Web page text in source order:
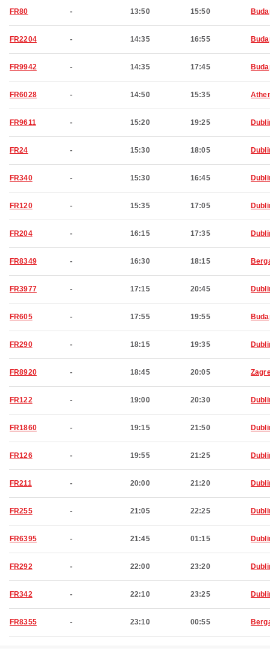
FR80 - 13:50 15:50
FR2204 - 14:35 16:55
FR9942 - 14:35 17:45
FR6028 - 14:50 15:35
FR9611 - 15:20 19:25
FR24 - 15:30 18:05
FR340 - 15:30 16:45
FR120 - 15:35 17:05
FR204 - 16:15 17:35
FR8349 - 16:30 18:15
FR3977 - 17:15 20:45
FR605 - 17:55 19:55
FR290 - 18:15 19:35
FR8920 - 18:45 20:05
FR122 - 19:00 20:30
FR1860 - 19:15 21:50
FR126 - 19:55 21:25
FR211 - 20:00 21:20
FR255 - 21:05 22:25
FR6395 - 21:45 01:15
FR292 - 22:00 23:20
FR342 - 22:10 23:25
FR8355 - 23:10 00:55